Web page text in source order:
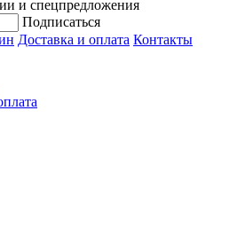
и спецпредложения
Подписаться
Доставка и оплата Контакты